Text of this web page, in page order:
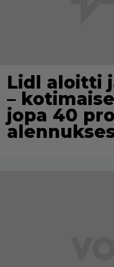
Lidl aloitti
–
jopa 40